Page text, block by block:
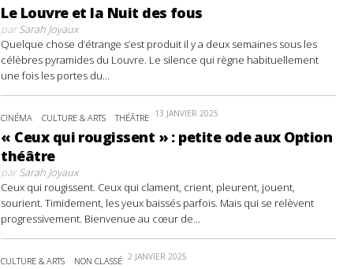
Le Louvre et la Nuit des fous
parSarah Joyaux
Quelque chose d’étrange s’est produit il y a deux semaines sous les
célèbres pyramides du Louvre. Le silence qui règne habituellement
une fois les portes du...
CINÉMA CULTURE & ARTS THÉÂTRE 13 JANVIER 2025
« Ceux qui rougissent » : petite ode aux Option
théâtre
parSarah Joyaux
Ceux qui rougissent. Ceux qui clament, crient, pleurent, jouent,
sourient. Timidement, les yeux baissés parfois. Mais qui se relèvent
progressivement. Bienvenue au cœur de...
CULTURE & ARTS NON CLASSÉ 2 JANVIER 2025